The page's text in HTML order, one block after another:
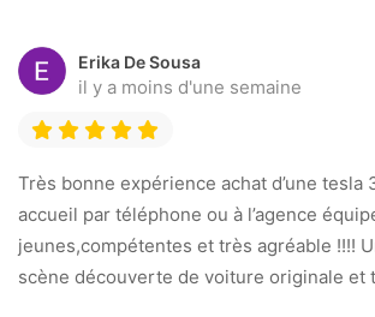
Erika De Sousa
il y a moins d'une semaine
Très bonne expérience achat d’une tesla
accueil par téléphone ou à l’agence
jeunes,compétentes et très agréable !!!!
scène découverte de voiture originale et